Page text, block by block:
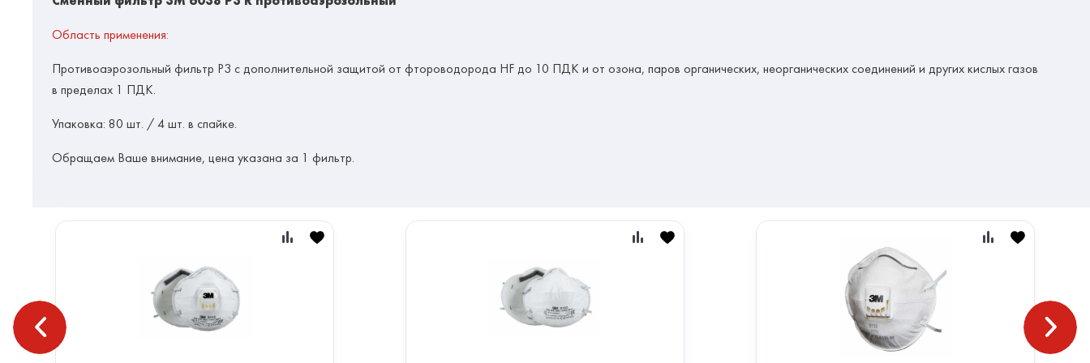
Область применения:
Противоаэрозольный фильтр Р3 с дополнительной защитой от фтороводорода HFдо 10 ПДК и от озона, паров органических, неорганических соединений и других кислых газов
в пределах 1 ПДК.
Упаковка: 80 шт. / 4 шт. в спайке.
Обращаем Ваше внимание, цена указана за 1 фильтр.